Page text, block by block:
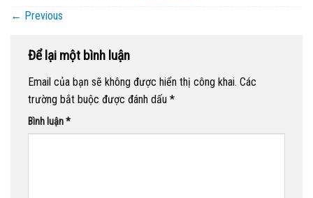
← Previous
Để lại một bình luận
Email của bạn sẽ không được hiển thị công khai. Các
trường bắt buộc được đánh dấu *
Bình luận*